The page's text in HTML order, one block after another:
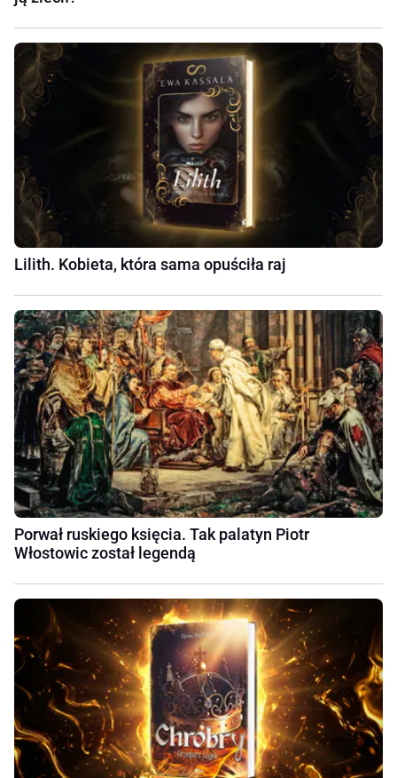
Lilith. Kobieta, która sama opuściła raj
Porwał ruskiego księcia. Tak palatyn Piotr
Włostowic został legendą